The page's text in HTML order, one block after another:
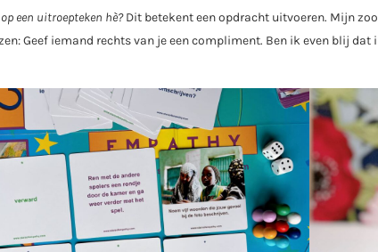
een uitroepteken hè?Dit betekent een opdracht uitvoeren. Mijn
Geef iemand rechts van je een compliment. Ben ik even blij